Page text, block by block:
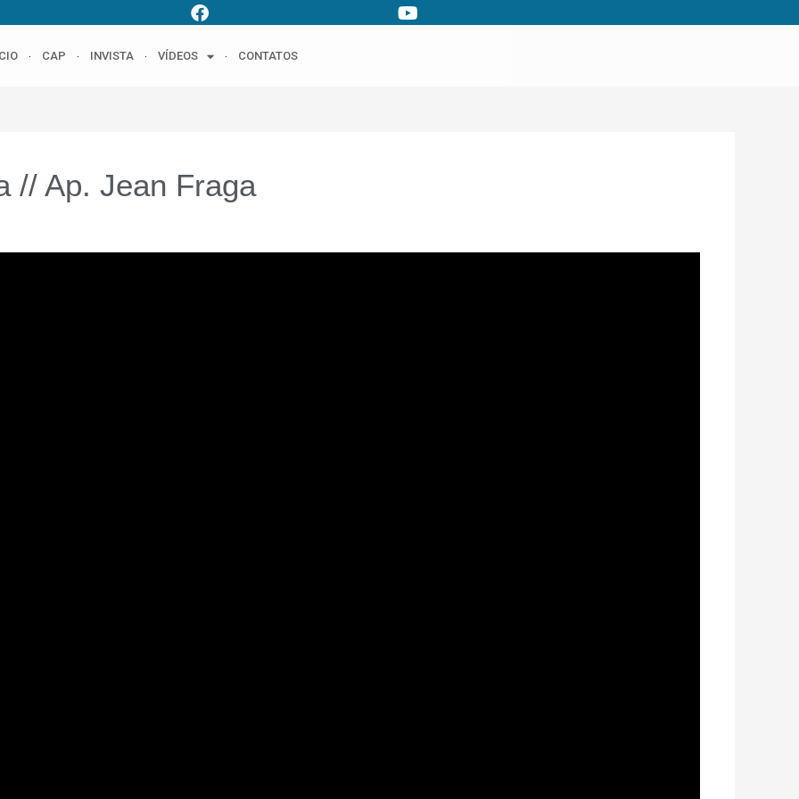
CAP INVISTA VÍDEOS CONTATOS
// Ap. Jean Fraga